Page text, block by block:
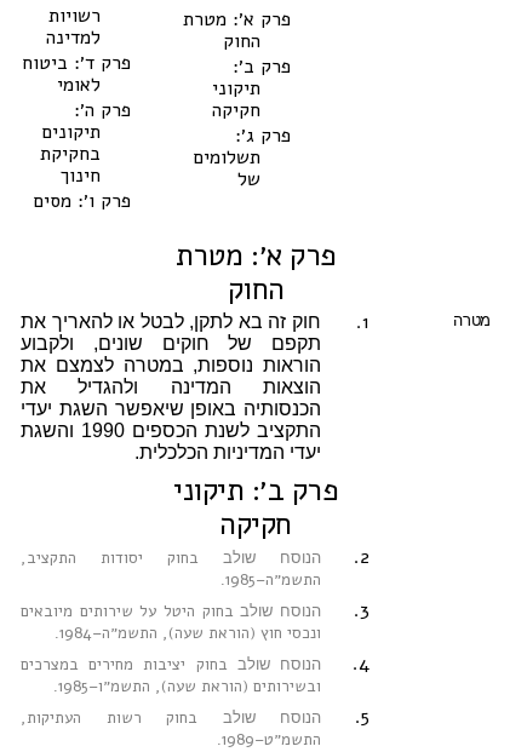
פרק א׳: מטרת
החוק
פרק ב׳:
תיקוני
חקיקה
פרק ג׳:
תשלומים
של
רשויות
למדינה
פרק ד׳: ביטוח
לאומי
פרק ה׳:
תיקונים
בחקיקת
חינוך
פרק ו׳: מסים
פרק א׳: מטרת
החוק
1. מטרה
חוק זה בא לתקן, לבטל או להאריך את
תקפם של חוקים שונים, ולקבוע
הוראות נוספות, במטרה לצמצם את
הוצאות המדינה ולהגדיל את
הכנסותיה באופן שיאפשר השגת יעדי
התקציב לשנת הכספים 1990 והשגת
יעדי המדיניות הכלכלית.
פרק ב׳: תיקוני
חקיקה
2. הנוסח שולב בחוק יסודות התקציב,
התשמ״ה–1985
3. הנוסח שולב בחוק היטל על שירותים מיובאים
ונכסי חוץ (הוראת שעה), התשמ״ה–1984
4. הנוסח שולב בחוק יציבות מחירים במצרכים
ובשירותים (הוראת שעה), התשמ״ו–1985
5. הנוסח שולב בחוק רשות העתיקות,
התשמ״ט–1989